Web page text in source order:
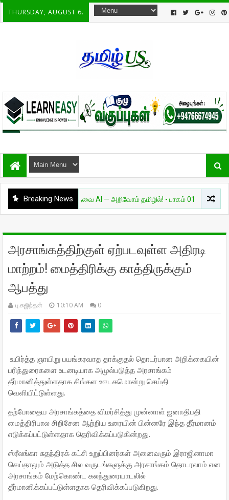
THURSDAY, AUGUST 6.
Breaking News
அறிவியல் தேவை AI — அறிவோம் தமிழில்! - பாகம் 01 சுவாரசியம்
அரசாங்கத்திற்குள் ஏற்படவுள்ள அதிரடி
மாற்றம்! மைத்திரிக்கு காத்திருக்கும்
ஆபத்து
பு.கஜிந்தன் 10:10 AM 0
உயிர்த்த ஞாயிறு பயங்கரவாத தாக்குதல் தொடர்பான அறிக்கையின்
பரிந்துரைகளை உடனடியாக அமுல்படுத்த அரசாங்கம்
தீர்மானித்துள்ளதாக சிங்கள ஊடகமொன்று செய்தி
வெளியிட்டுள்ளது.
தற்போதைய அரசாங்கத்தை விமர்சித்து முன்னாள் ஜனாதிபதி
மைத்திரிபால சிறிசேன ஆற்றிய உரையின் பின்னரே இந்த தீர்மானம்
எடுக்கப்பட்டுள்ளதாக தெரிவிக்கப்படுகின்றது.
ஸ்ரீலங்கா சுதந்திரக் கட்சி உறுப்பினர்கள் அனைவரும் இராஜினாமா
செய்தாலும் அடுத்த சில வருடங்களுக்கு அரசாங்கம் தொடரலாம் என
அரசாங்கம் மேற்கொண்ட கலந்துரையாடலில்
தீர்மானிக்கப்பட்டுள்ளதாக தெரிவிக்கப்படுகிறது.